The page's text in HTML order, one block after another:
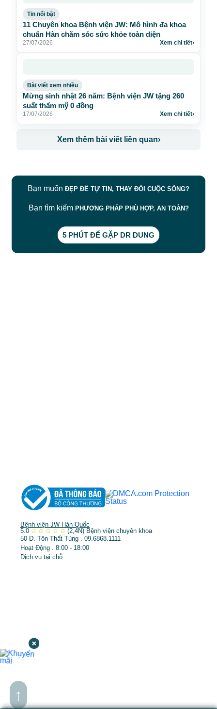
Tin nổi bật
11 Chuyên khoa Bệnh viện JW: Mô hình đa khoa
chuẩn Hàn chăm sóc sức khỏe toàn diện
27/07/2026 Xem chi tiết›
Bài viết xem nhiều
Mừng sinh nhật 26 năm: Bệnh viện JW tặng 260
suất thẩm mỹ 0 đồng
17/07/2026 Xem chi tiết›
Xem thêm bài viết liên quan›
Bạn muốn ĐẸP ĐỂ TỰ TIN, THAY ĐỔI CUỘC SỐNG?
Bạn tìm kiếm PHƯƠNG PHÁP PHÙ HỢP, AN TOÀN?
5 PHÚT ĐỂ GẶP DR DUNG
↑
Bệnh viện JW Hàn Quốc
5.0 ✩ ✩ ✩ ✩ ✩ (2,4N) Bệnh viện chuyên khoa
50 Đ. Tôn Thất Tùng . 09.6868.1111
Hoạt Động . 8:00 - 18:00
Dịch vụ tại chỗ